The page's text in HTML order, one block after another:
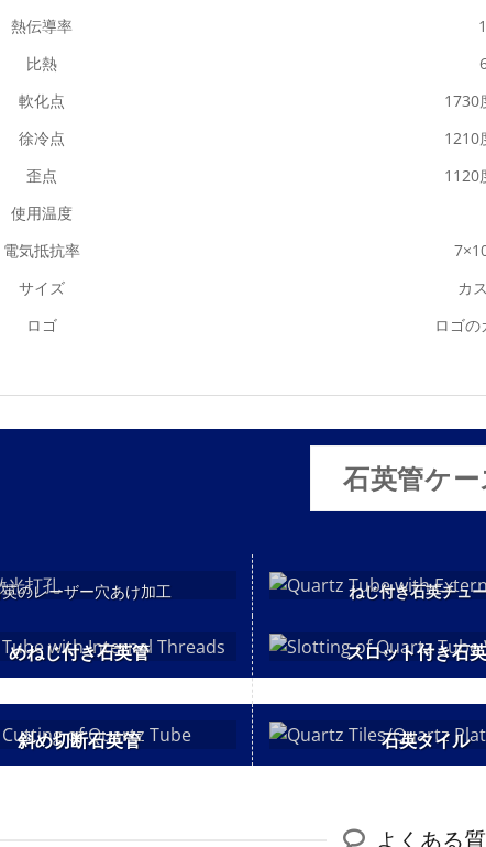
熱伝導率
比熱
軟化点
1730
徐冷点
1210
歪点
1120
使用温度
電気抵抗率
サイズ
カ
ロゴ
ロゴ
石英管ケー
のレーザー穴あけ加工 ねじ付き石英チュ
めねじ付き石英管 スロット付き石
斜め切断石英管 石英タイル
よくある